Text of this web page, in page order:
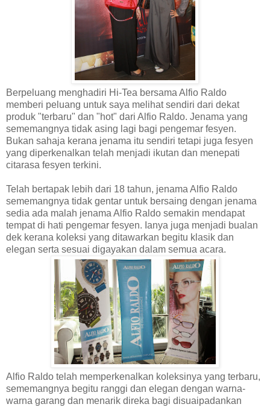
Berpeluang menghadiri Hi-Tea bersama Alfio Raldo
memberi peluang untuk saya melihat sendiri dari dekat
produk "terbaru" dan "hot" dari Alfio Raldo. Jenama yang
sememangnya tidak asing lagi bagi pengemar fesyen.
Bukan sahaja kerana jenama itu sendiri tetapi juga fesyen
yang diperkenalkan telah menjadi ikutan dan menepati
citarasa fesyen terkini.
Telah bertapak lebih dari 18 tahun, jenama Alfio Raldo
sememangnya tidak gentar untuk bersaing dengan jenama
sedia ada malah jenama Alfio Raldo semakin mendapat
tempat di hati pengemar fesyen. Ianya juga menjadi bualan
dek kerana koleksi yang ditawarkan begitu klasik dan
elegan serta sesuai digayakan dalam semua acara.
Alfio Raldo telah memperkenalkan koleksinya yang terbaru,
sememangnya begitu ranggi dan elegan dengan warna-
warna garang dan menarik direka bagi disuaipadankan